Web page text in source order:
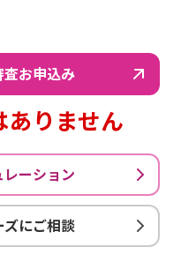
査お申込み
りません
ーション
ズにご相談